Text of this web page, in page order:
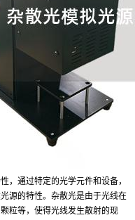
，通过特定的光学元件和设备，
源的特性。杂散光是由于光线在
粒等，使得光线发生散射的现